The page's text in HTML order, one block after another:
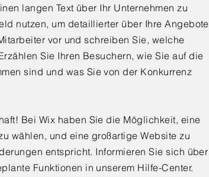
langen Text über Ihr Unternehmen zu
nutzen, um detaillierter über Ihre Angebote
vor und schreiben Sie, welche
Sie Ihren Besuchern, wie Sie auf die
sind und was Sie von der Konkurrenz
Bei Wix haben Sie die Möglichkeit, eine
wählen, und eine großartige Website zu
entspricht. Informieren Sie sich über
Funktionen in unserem Hilfe-Center.